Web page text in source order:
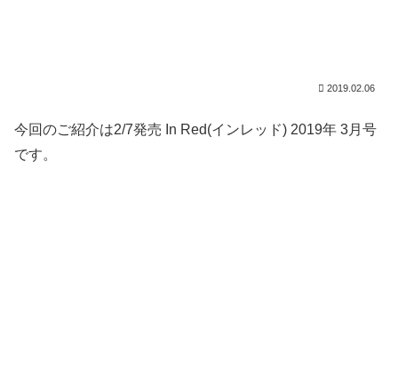
2019.02.06
今回のご紹介は2/7発売 In Red(インレッド) 2019年 3月号
です。